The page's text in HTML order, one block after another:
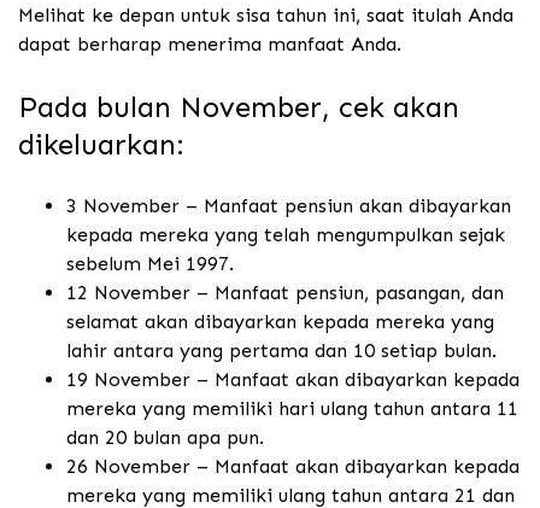
Melihat ke depan untuk sisa tahun ini, saat itulah Anda
dapat berharap menerima manfaat Anda.
Pada bulan November, cek akan
dikeluarkan:
3 November – Manfaat pensiun akan dibayarkan
kepada mereka yang telah mengumpulkan sejak
sebelum Mei 1997.
12 November – Manfaat pensiun, pasangan, dan
selamat akan dibayarkan kepada mereka yang
lahir antara yang pertama dan 10 setiap bulan.
19 November – Manfaat akan dibayarkan kepada
mereka yang memiliki hari ulang tahun antara 11
dan 20 bulan apa pun.
26 November – Manfaat akan dibayarkan kepada
mereka yang memiliki ulang tahun antara 21 dan